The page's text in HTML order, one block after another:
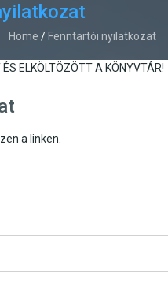
Home / Fenntartói nyilatkozat
ELKÖLTÖZÖTT A KÖNYVTÁR!
a linken.